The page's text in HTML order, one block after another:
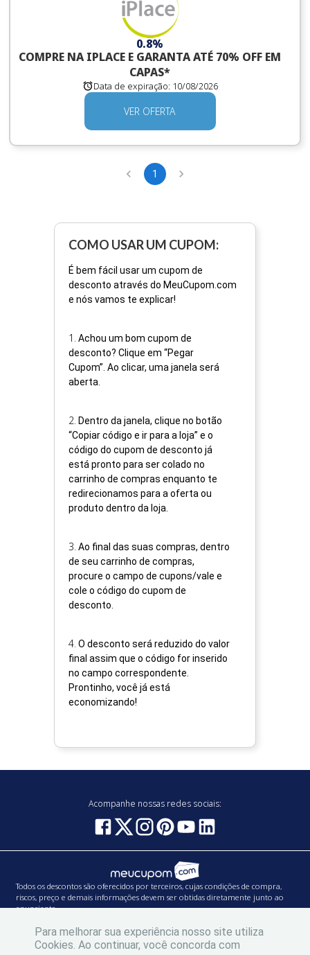
0.8%
COMPRE NA IPLACE E GARANTA ATÉ 70% OFF EM
CAPAS*
Data de expiração: 10/08/2026
VER OFERTA
1
COMO USAR UM CUPOM:
É bem fácil usar um cupom de
desconto através do MeuCupom.com
e nós vamos te explicar!
1 . Achou um bom cupom de
desconto? Clique em “Pegar
Cupom”. Ao clicar, uma janela será
aberta.
2. Dentro da janela, clique no botão
“Copiar código e ir para a loja” e o
código do cupom de desconto já
está pronto para ser colado no
carrinho de compras enquanto te
redirecionamos para a oferta ou
produto dentro da loja.
3. Ao final das suas compras, dentro
de seu carrinho de compras,
procure o campo de cupons/vale e
cole o código do cupom de
desconto.
4. O desconto será reduzido do valor
final assim que o código for inserido
no campo correspondente.
Prontinho, você já está
economizando!
Acompanhe nossas redes sociais:
Todos os descontos são oferecidos por terceiros, cujas condições de compra,
riscos, preço e demais informações devem ser obtidas diretamente junto ao
anunciante.
PW BRANDS SERVIÇOS DE MIDIA LTDA | CNPJ: 19.994.038/0001-55 | Inscrição
Municipal: 0.609.191-1
Para melhorar sua experiência nosso site utiliza
Cookies. Ao continuar, você concorda com